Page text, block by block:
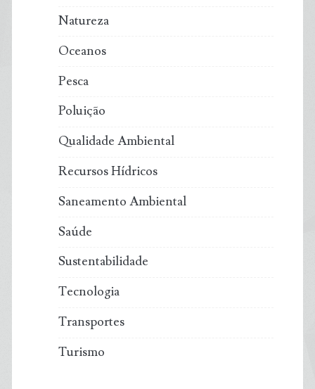
Natureza
Oceanos
Pesca
Poluição
Qualidade Ambiental
Recursos Hídricos
Saneamento Ambiental
Saúde
Sustentabilidade
Tecnologia
Transportes
Turismo